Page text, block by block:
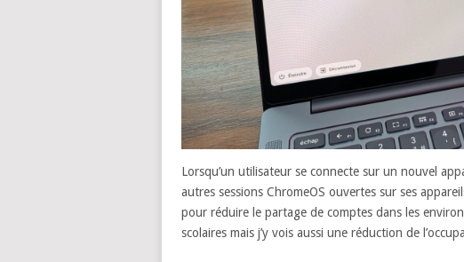
Lorsqu’un utilisateur se connecte sur un nouvel
autres sessions ChromeOS ouvertes sur ses
pour réduire le partage de comptes dans les
scolaires mais j’y vois aussi une réduction de